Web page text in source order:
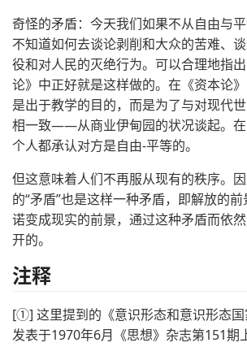
奇怪的矛盾：今天我们如果不从自由与
不知道如何去谈论剥削和大众的苦难、
役和对人民的灭绝行为。可以合理地指
论》中正好就是这样做的。在《资本论
是出于教学的目的，而是为了与对现代
相一致——从商业伊甸园的状况谈起。
个人都承认对方是自由-平等的。
但这意味着人们不再服从现有的秩序。
的“矛盾”也是这样一种矛盾，即解放的
诺变成现实的前景，通过这种矛盾而依
开的。
注释
[①] 这里提到的《意识形态和意识形态
发表于1970年6月《思想》杂志第151